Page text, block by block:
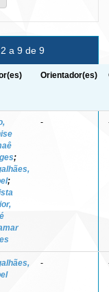
a 9 de 9
Orientador(es)
;
;
-
-